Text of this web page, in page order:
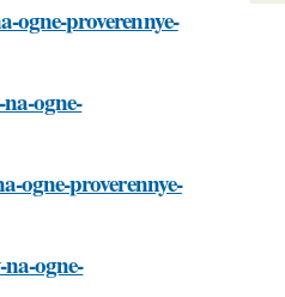
ogne-proverennye-
ogne-
ogne-proverennye-
ogne-